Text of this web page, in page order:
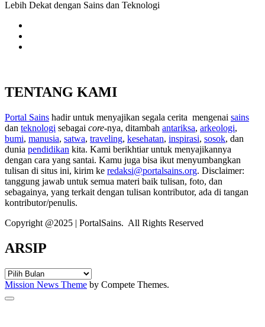
Lebih Dekat dengan Sains dan Teknologi
TENTANG KAMI
Portal Sains hadir untuk menyajikan segala cerita mengenai sains
dan teknologi sebagai core-nya, ditambah antariksa, arkeologi,
bumi, manusia, satwa, traveling, kesehatan, inspirasi, sosok, dan
dunia pendidikan kita. Kami berikhtiar untuk menyajikannya
dengan cara yang santai. Kamu juga bisa ikut menyumbangkan
tulisan di situs ini, kirim ke redaksi@portalsains.org. Disclaimer:
tanggung jawab untuk semua materi baik tulisan, foto, dan
sebagainya, yang terkait dengan tulisan kontributor, ada di tangan
kontributor/penulis.
Copyright @2025 | PortalSains. All Rights Reserved
ARSIP
ARSIP
Mission News Theme by Compete Themes.
Scroll